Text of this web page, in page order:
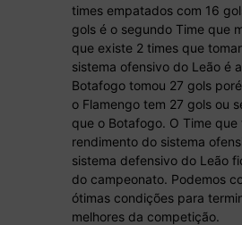
times empatados com 16
gols é o segundo Time que
que existe 2 times que
sistema ofensivo do Leão é
Botafogo tomou 27 gols
o Flamengo tem 27 gols ou
que o Botafogo. O Time
rendimento do sistema
sistema defensivo do Leão
do campeonato. Podemos
ótimas condições para
melhores da competição.